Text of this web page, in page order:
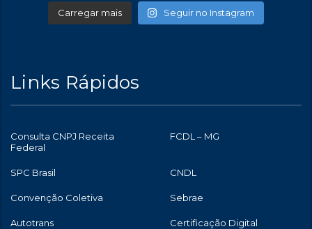
Carregar mais Seguir no Instagram
Links Rápidos
Consulta CNPJ Receita
Federal
FCDL – MG
SPC Brasil CNDL
Convenção Coletiva Sebrae
Autotrans Certificação Digital